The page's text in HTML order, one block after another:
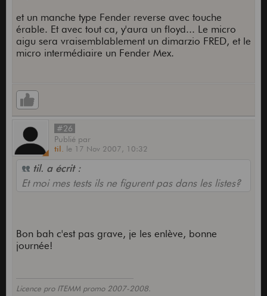
et un manche type Fender reverse avec touche
érable. Et avec tout ca, y'aura un floyd... Le micro
aigu sera vraisemblablement un dimarzio FRED, et le
micro intermédiaire un Fender Mex.
#26
Publié par
til.
le 17 Nov 2007, 10:32
til. a écrit :
Et moi mes tests ils ne figurent pas dans les listes?
Bon bah c'est pas grave, je les enlève, bonne
journée!
Licence pro ITEMM promo 2007-2008.